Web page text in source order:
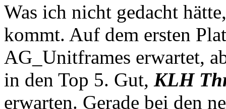
Was ich nicht gedacht
kommt. Auf dem ersten
AG_Unitframes erwartet,
in den Top 5. Gut, KLH
erwarten. Gerade bei den